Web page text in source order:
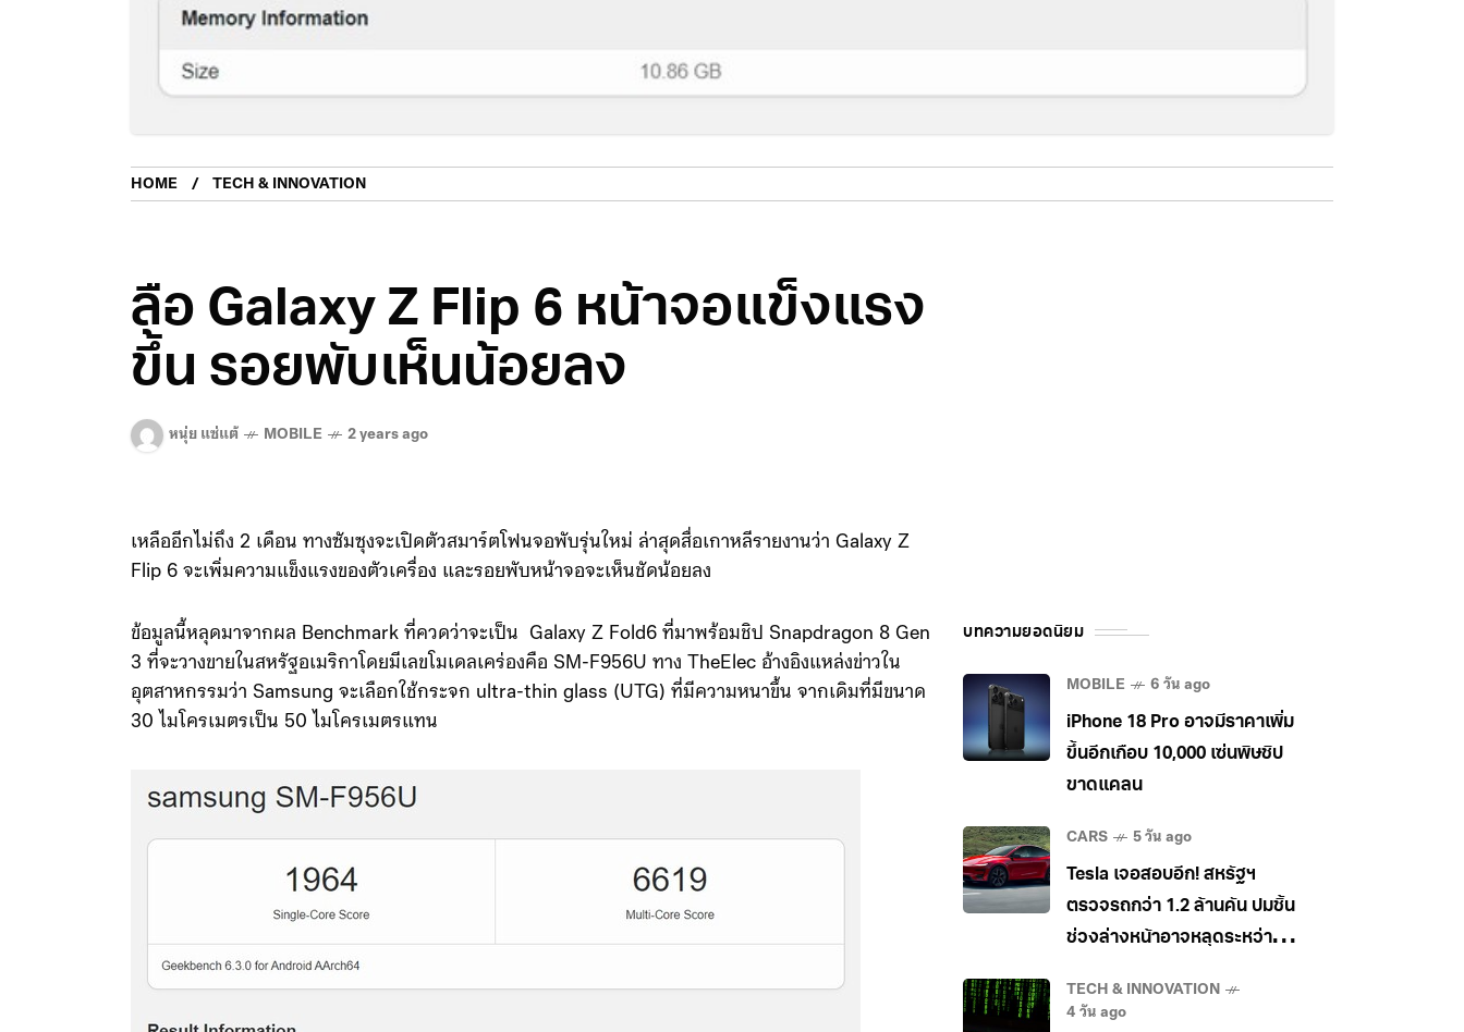
HOME TECH & INNOVATION
ลือ Galaxy Z Flip 6 หน้าจอแข็งแรง
ขึ้น รอยพับเห็นน้อยลง
หนุ่ย แซ่แต้ MOBILE 2 years ago
เหลืออีกไม่ถึง 2 เดือน ทางซัมซุงจะเปิดตัวสมาร์ตโฟนจอพับรุ่นใหม่ ล่าสุดสื่อเกาหลีรายงานว่า Galaxy Z
Flip 6 จะเพิ่มความแข็งแรงของตัวเครื่อง และรอยพับหน้าจอจะเห็นชัดน้อยลง
ข้อมูลนี้หลุดมาจากผล Benchmark ที่ควดว่าจะเป็น Galaxy Z Fold6 ที่มาพร้อมชิป Snapdragon 8 Gen
3 ที่จะวางขายในสหรัฐอเมริกาโดยมีเลขโมเดลเคร่องคือ SM-F956U ทาง TheElec อ้างอิงแหล่งข่าวใน
อุตสาหกรรมว่า Samsung จะเลือกใช้กระจก ultra-thin glass (UTG) ที่มีความหนาขึ้น จากเดิมที่มีขนาด
30 ไมโครเมตรเป็น 50 ไมโครเมตรแทน
บทความยอดนิยม
MOBILE 6 วัน ago
iPhone 18 Pro อาจมีราคาเพิ่ม
ขึ้นอีกเกือบ 10,000 เซ่นพิษชิป
ขาดแคลน
CARS 5 วัน ago
Tesla เจอสอบอีก! สหรัฐฯ
ตรวจรถกว่า 1.2 ล้านคัน ปมชิ้น
ช่วงล่างหน้าอาจหลุดระหว่าง
TECH & INNOVATION
4 วัน ago